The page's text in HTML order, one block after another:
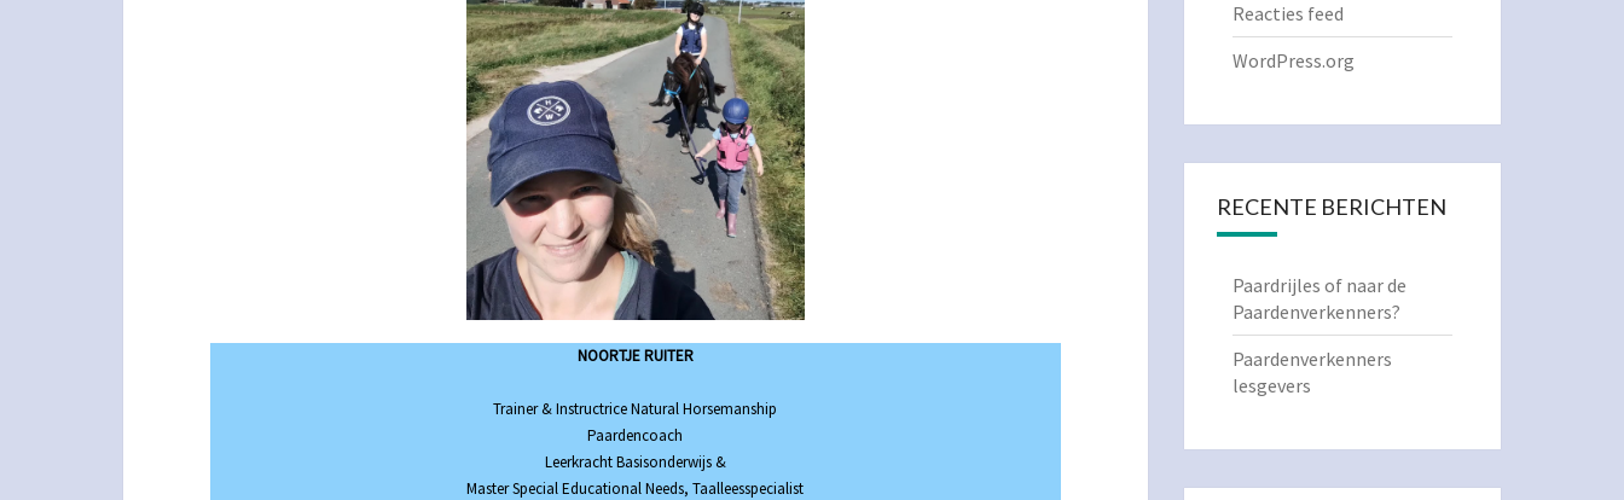
NOORTJE RUITER
Trainer & Instructrice Natural Horsemanship
Paardencoach
Leerkracht Basisonderwijs &
Master Special Educational Needs, Taalleesspecialist
Reacties feed
WordPress.org
RECENTE BERICHTEN
Paardrijles of naar de
Paardenverkenners?
Paardenverkenners
lesgevers